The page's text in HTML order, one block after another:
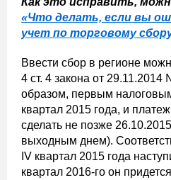
«Что делать, если вы
учет по торговому
Ввести сбор в регионе
4 ст. 4 закона от
образом, первым
квартал 2015 года, и
сделать не позже
выходным днем).
IV квартал 2015 года
квартал 2016-го он